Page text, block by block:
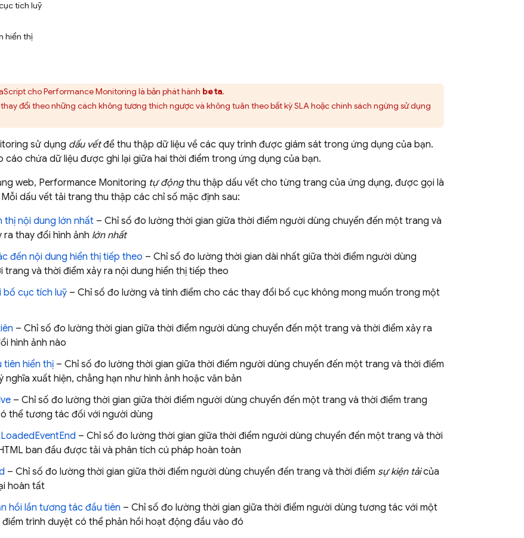
tích luỹ
hiển thị
choPerformance Monitoring là bản phát hành beta.
thay đổi theo những cách không tương thích ngược và không tuân theo bất kỳ SLA hoặc chính sách ngừng sử dụng
sử dụng dấu vếtđể thu thập dữ liệu về các quy trình được giám sát trong ứng dụng của bạn.
cáo chứa dữ liệu được ghi lại giữa hai thời điểm trong ứng dụng của bạn.
web, Performance Monitoring tự độngthu thập dấu vết cho từng trang của ứng dụng, được gọi là
Mỗi dấu vết tải trang thu thập các chỉ số mặc định sau:
thị nội dung lớn nhất – Chỉ số đo lường thời gian giữa thời điểm người dùng chuyển đến một trang và
ra thay đổi hình ảnh lớn nhất
đến nội dung hiển thị tiếp theo – Chỉ số đo lường thời gian dài nhất giữa thời điểm người dùng
trang và thời điểm xảy ra nội dung hiển thị tiếp theo
bố cục tích luỹ – Chỉ số đo lường và tính điểm cho các thay đổi bố cục không mong muốn trong một
– Chỉ số đo lường thời gian giữa thời điểm người dùng chuyển đến một trang và thời điểm xảy ra
hình ảnh nào
tiên hiển thị – Chỉ số đo lường thời gian giữa thời điểm người dùng chuyển đến một trang và thời điểm
nghĩa xuất hiện, chẳng hạn như hình ảnh hoặc văn bản
– Chỉ số đo lường thời gian giữa thời điểm người dùng chuyển đến một trang và thời điểm trang
thể tương tác đối với người dùng
– Chỉ số đo lường thời gian giữa thời điểm người dùng chuyển đến một trang và thời
HTML ban đầu được tải và phân tích cú pháp hoàn toàn
– Chỉ số đo lường thời gian giữa thời điểm người dùng chuyển đến trang và thời điểm sự kiện tảicủa
hoàn tất
hồi lần tương tác đầu tiên – Chỉ số đo lường thời gian giữa thời điểm người dùng tương tác với một
điểm trình duyệt có thể phản hồi hoạt động đầu vào đó